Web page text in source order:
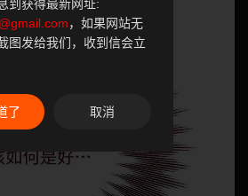
到获得最新网址:
，如果网站无
图发给我们，收到信会立
了 取消